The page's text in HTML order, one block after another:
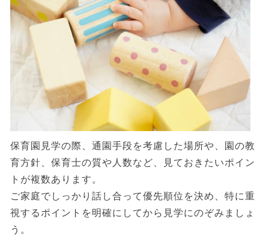
保育園見学の際、通園手段を考慮した場所や、園の教
育方針、保育士の質や人数など、見ておきたいポイン
トが複数あります。
ご家庭でしっかり話し合って優先順位を決め、特に重
視するポイントを明確にしてから見学にのぞみましょ
う。